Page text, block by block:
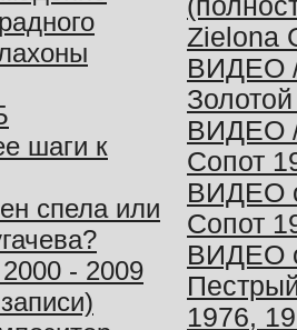
шаги к
спела или
- 2009
Zielona
ВИДЕО
ВИДЕО
Сопот
ВИДЕО
Сопот
ВИДЕО
1976,